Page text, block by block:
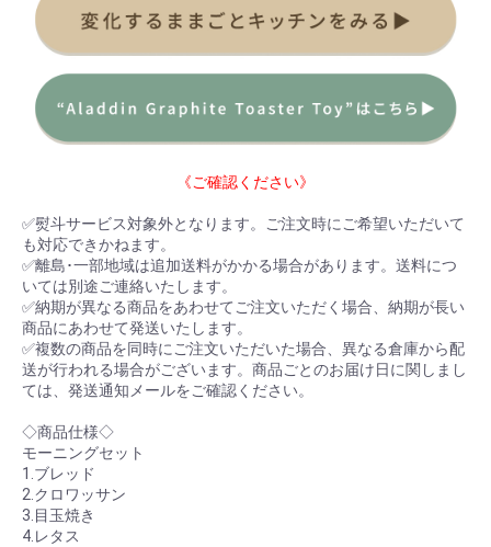
《ご確認ください》
✅熨斗サービス対象外となります。ご注文時にご希望いただいて
も対応できかねます。
✅離島･一部地域は追加送料がかかる場合があります。送料につ
いては別途ご連絡いたします。
✅納期が異なる商品をあわせてご注文いただく場合、納期が長い
商品にあわせて発送いたします。
✅複数の商品を同時にご注文いただいた場合、異なる倉庫から配
送が行われる場合がございます。商品ごとのお届け日に関しまし
ては、発送通知メールをご確認ください。
◇商品仕様◇
モーニングセット
1.ブレッド
2.クロワッサン
3.目玉焼き
4.レタス